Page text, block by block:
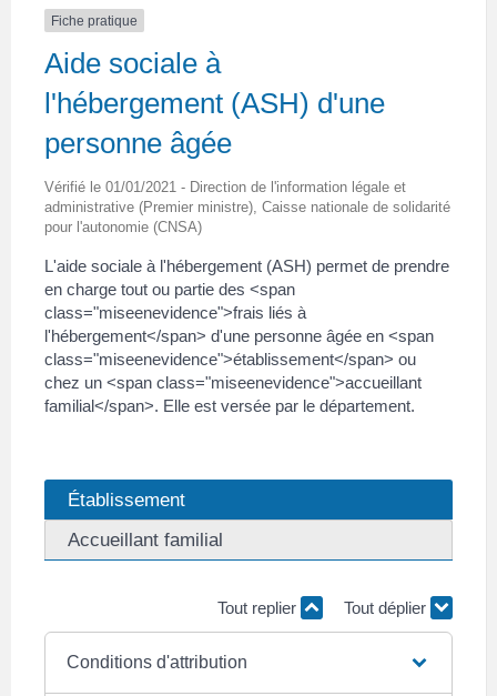
Fiche pratique
Aide sociale à
l'hébergement (ASH) d'une
personne âgée
Vérifié le 01/01/2021 - Direction de l'information légale et
administrative (Premier ministre), Caisse nationale de solidarité
pour l'autonomie (CNSA)
L'aide sociale à l'hébergement (ASH) permet de prendre
en charge tout ou partie des <span
class="miseenevidence">frais liés à
l'hébergement</span> d'une personne âgée en <span
class="miseenevidence">établissement</span> ou
chez un <span class="miseenevidence">accueillant
familial</span>. Elle est versée par le département.
Établissement
Accueillant familial
Tout replier Tout déplier
Conditions d'attribution